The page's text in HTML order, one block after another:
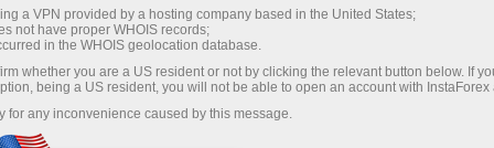
เปิดบัญชีซื้อขาย
เปิดบัญชีเดโม่
a VPN provided by a hosting company based in the United States;
not have proper WHOIS records;
in the WHOIS geolocation database.
whether you are a US resident or not by clicking the relevant button below. If
being a US resident, you will not be able to open an account with InstaForex
for any inconvenience caused by this message.